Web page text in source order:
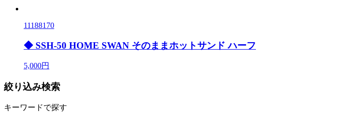
11188170
◆ SSH-50 HOME SWAN そのままホットサンド ハーフ
5,000円
絞り込み検索
キーワードで探す